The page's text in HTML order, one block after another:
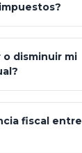
Monterrey
(Crea)
(MetaLife)
o disminuir mi
fiscal entre